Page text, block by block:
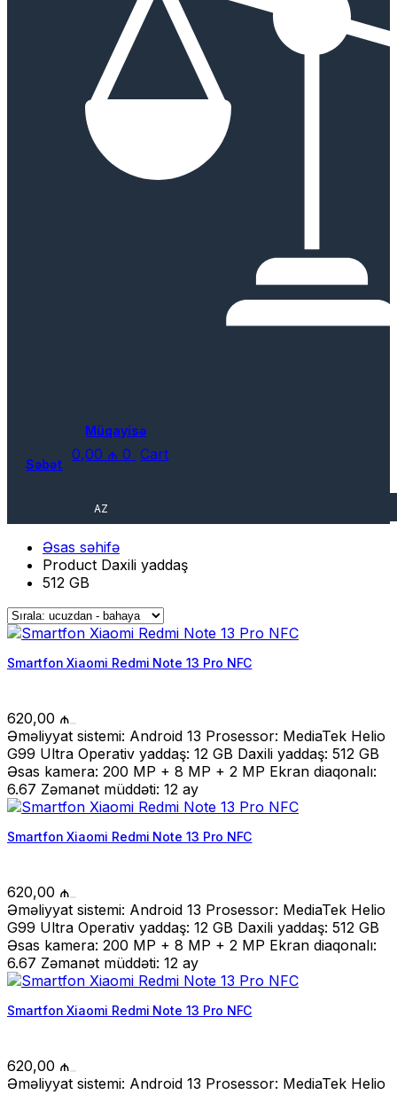
Müqayisə
0,00 ₼ 0 Cart
Səbət
AZ
Əsas səhifə
Product Daxili yaddaş
512 GB
Smartfon Xiaomi Redmi Note 13 Pro NFC
620,00 ₼
Əməliyyat sistemi: Android 13 Prosessor: MediaTek Helio
G99 Ultra Operativ yaddaş: 12 GB Daxili yaddaş: 512 GB
Əsas kamera: 200 MP + 8 MP + 2 MP Ekran diaqonalı:
6.67 Zəmanət müddəti: 12 ay
Smartfon Xiaomi Redmi Note 13 Pro NFC
620,00 ₼
Əməliyyat sistemi: Android 13 Prosessor: MediaTek Helio
G99 Ultra Operativ yaddaş: 12 GB Daxili yaddaş: 512 GB
Əsas kamera: 200 MP + 8 MP + 2 MP Ekran diaqonalı:
6.67 Zəmanət müddəti: 12 ay
Smartfon Xiaomi Redmi Note 13 Pro NFC
620,00 ₼
Əməliyyat sistemi: Android 13 Prosessor: MediaTek Helio